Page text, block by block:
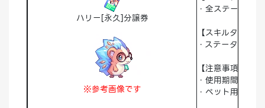
ハリー[永久]分譲券
※参考画像です
・全ステータス
【スキルタイプ】
・ステータス(+)A
【注意事項】
・使用期間：永久
・ペット用大人/